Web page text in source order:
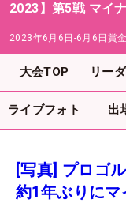
2023】第5戦 マイ
2023年6月6日-6月6日 賞
大会TOP リー
ライブフォト 出
[写真] プロゴ
約1年ぶりに